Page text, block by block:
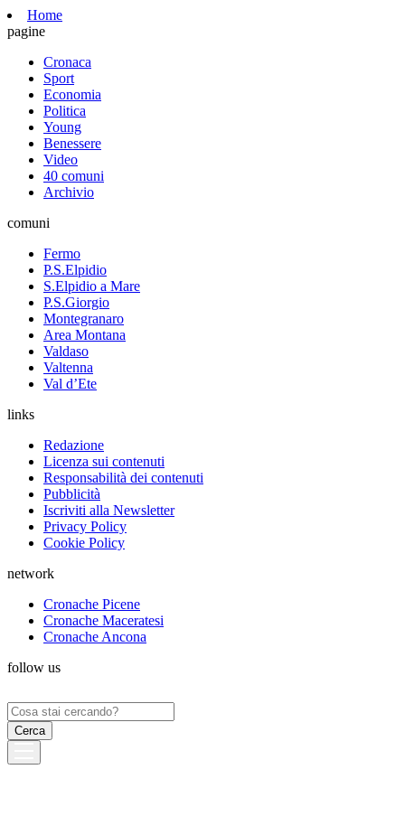
Home
pagine
Cronaca
Sport
Economia
Politica
Young
Benessere
Video
40 comuni
Archivio
comuni
Fermo
P.S.Elpidio
S.Elpidio a Mare
P.S.Giorgio
Montegranaro
Area Montana
Valdaso
Valtenna
Val d’Ete
links
Redazione
Licenza sui contenuti
Responsabilità dei contenuti
Pubblicità
Iscriviti alla Newsletter
Privacy Policy
Cookie Policy
network
Cronache Picene
Cronache Maceratesi
Cronache Ancona
follow us
Ricerca
per: